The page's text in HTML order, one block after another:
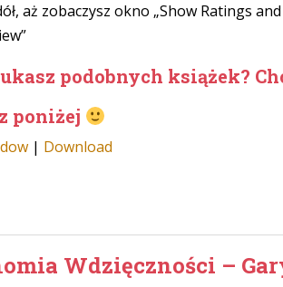
aż zobaczysz okno „Show Ratings and
podobnych książek?
poniżej
| Download
Wdzięczności –